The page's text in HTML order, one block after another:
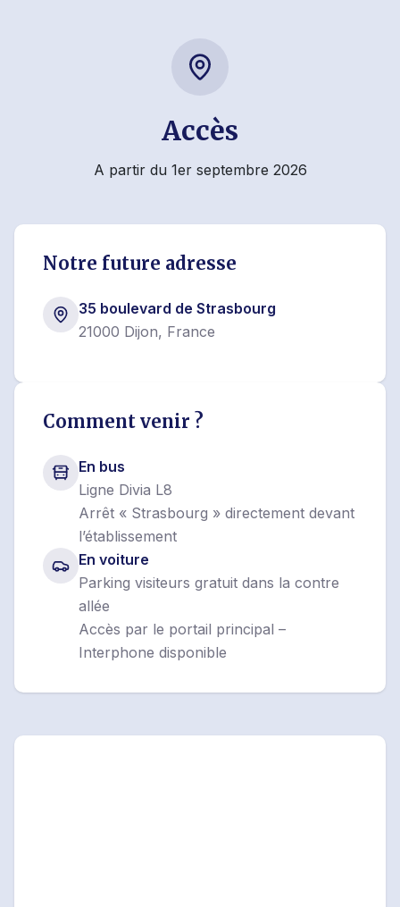
Accès
A partir du 1er septembre 2026
Notre future adresse
35 boulevard de Strasbourg
21000 Dijon, France
Comment venir ?
En bus
Ligne Divia L8
Arrêt « Strasbourg » directement devant
l’établissement
En voiture
Parking visiteurs gratuit dans la contre
allée
Accès par le portail principal –
Interphone disponible